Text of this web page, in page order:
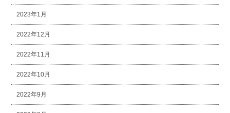
2023年1月
2022年12月
2022年11月
2022年10月
2022年9月